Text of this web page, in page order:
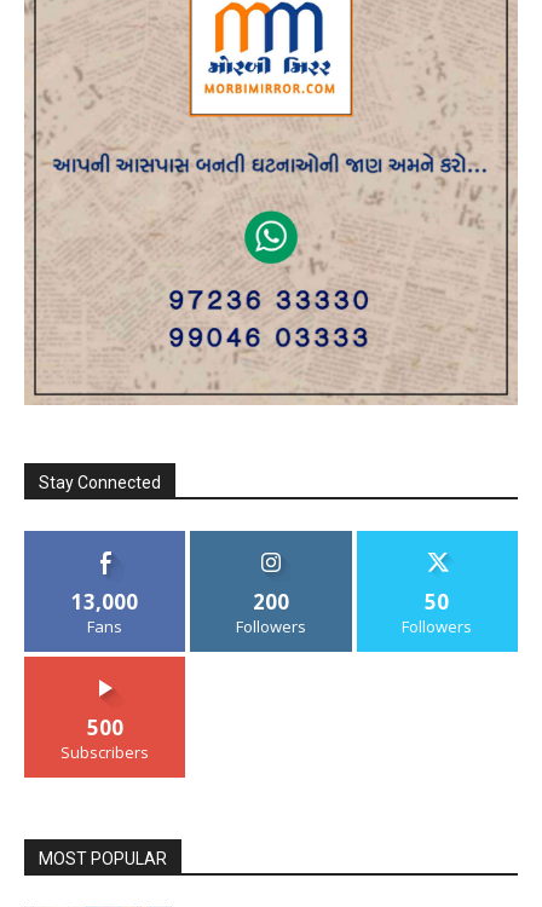
Stay Connected
13,000
Fans
200
Followers
50
Followers
500
Subscribers
MOST POPULAR